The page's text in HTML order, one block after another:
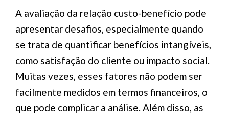
A avaliação da relação custo-benefício pode
apresentar desafios, especialmente quando
se trata de quantificar benefícios intangíveis,
como satisfação do cliente ou impacto social.
Muitas vezes, esses fatores não podem ser
facilmente medidos em termos financeiros, o
que pode complicar a análise. Além disso, as